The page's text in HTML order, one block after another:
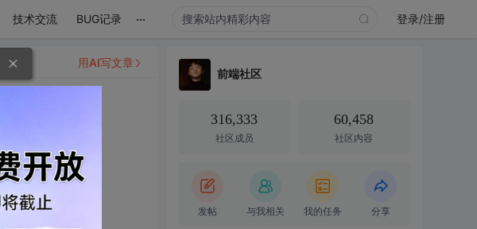
技术交流 BUG记录 ... 登录/注册
用AI写文章
前端社区
316,333
社区成员
60,458
社区内容
发帖 与我相关 我的任务 分享